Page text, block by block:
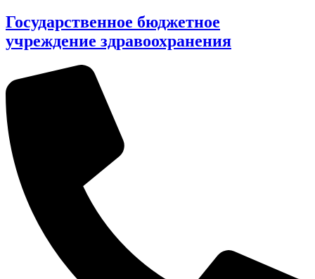
Государственное бюджетное
учреждение здравоохранения